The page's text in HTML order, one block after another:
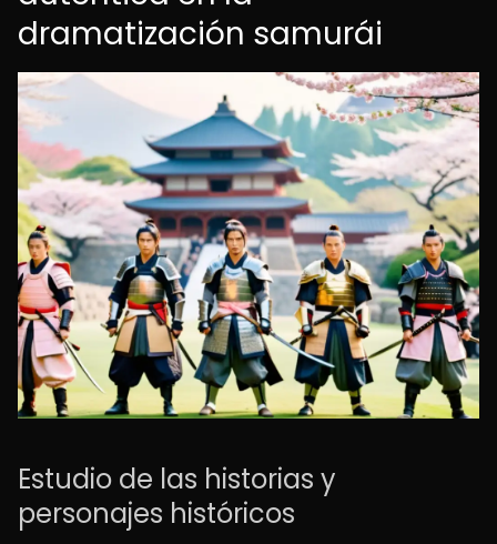
dramatización samurái
Estudio de las historias y
personajes históricos